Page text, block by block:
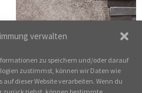
verwalten
zu speichern und/oder darauf
zustimmst, können wir Daten wie
dieser Website verarbeiten. Wenn du
OTTO HAUCH –
BAUUNTERNEHMER